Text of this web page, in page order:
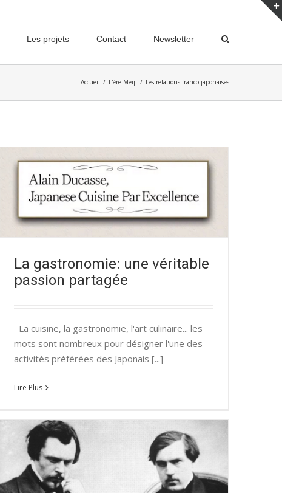
Les projets Contact Newsletter
Accueil / L'ère Meiji / Les relations franco-japonaises
La gastronomie: une véritable
passion partagée
La cuisine, la gastronomie, l'art culinaire... les
mots sont nombreux pour désigner l'une des
activités préférées des Japonais [...]
Lire Plus